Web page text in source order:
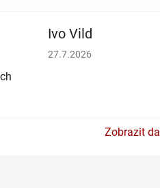
Ivo Vild
Hodnocení obchodu je
27.7.2026
Zobrazit